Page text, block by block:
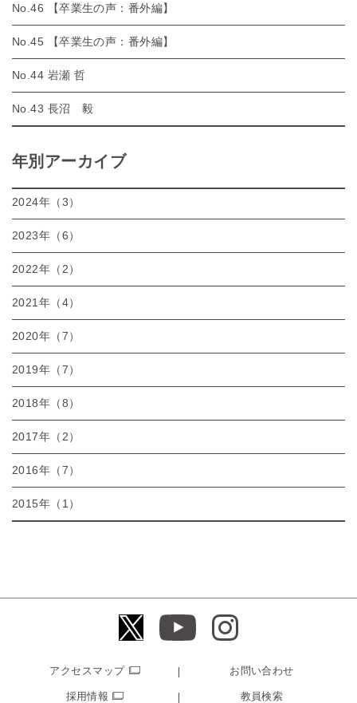
No.46 【卒業生の声：番外編】
No.45 【卒業生の声：番外編】
No.44 岩瀬 哲
No.43 長沼 毅
年別アーカイブ
2024年（3）
2023年（6）
2022年（2）
2021年（4）
2020年（7）
2019年（7）
2018年（8）
2017年（2）
2016年（7）
2015年（1）
アクセスマップ お問い合わせ
採用情報 教員検索